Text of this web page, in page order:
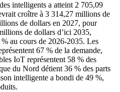
intelligents a atteint 2 705,09
croître à 3 314,27 millions de
de dollars en 2027, pour
de dollars d’ici 2035,
au cours de 2026-2035. Les
67 % de la demande,
IoT représentent 58 % des
du Nord détient 36 % des parts
intelligente a bondi de 49 %,